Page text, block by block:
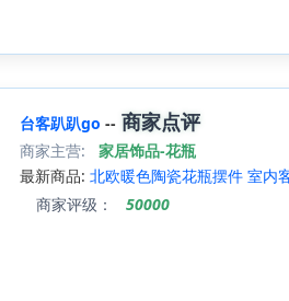
台客趴趴go -- 商家点评
商家主营:
家居饰品-花瓶
最新商品: 北欧暖色陶瓷花瓶摆件 室内
商家评级：
50000